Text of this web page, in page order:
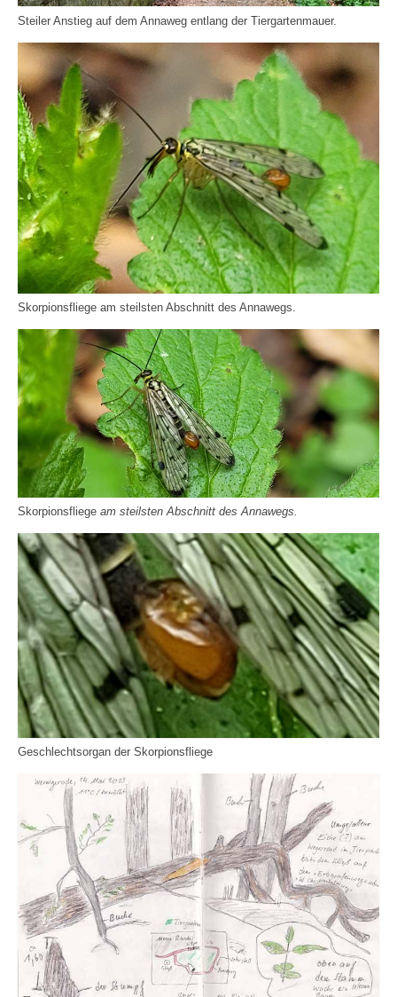
Steiler Anstieg auf dem Annaweg entlang der Tiergartenmauer.
Skorpionsfliege am steilsten Abschnitt des Annawegs.
Skorpionsfliege am steilsten Abschnitt des Annawegs.
Geschlechtsorgan der Skorpionsfliege